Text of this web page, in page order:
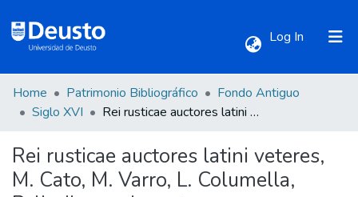
Log In (current)
Communities & Collections
All of DSpace
Home Patrimonio Bibliográfico
Fondo Antiguo
Siglo XVI
Rei rusticae auctores latini veteres, M. Cato, M. Varro, L. Columella, Palladius : priores tres e vetustiss[imis] editionibus, quartus, e veteribus membranis aliquammultis in locis emendatiores : cum tribus indicibus, capitum, auctorum, [et] rerum ac verborum memorabilium : criticorum & expositorum in eosdem atque Geoponicos Græcos notationes seorsum dabuntur.
Rei rusticae auctores latini veteres,
M. Cato, M. Varro, L. Columella,